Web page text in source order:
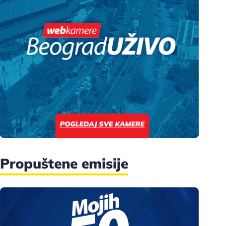
Propuštene emisije